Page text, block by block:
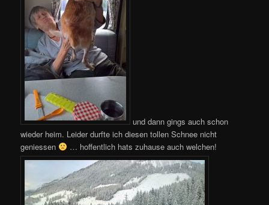
und dann gings auch schon
wieder heim. Leider durfte ich diesen tollen Schnee nicht
geniessen
… hoffentlich hats zuhause auch welchen!